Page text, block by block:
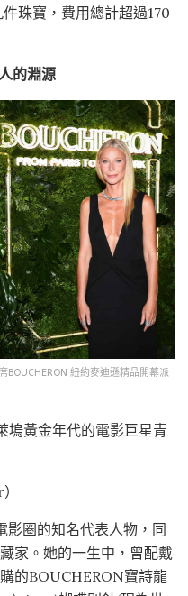
珠寶，費用總計超過170
的淵源
紐約麥迪遜精品開幕派
塢黃金年代的電影巨星青
影圈的知名代表人物，同
家。她的一生中，曾配戴
的BOUCHERON寶詩龍